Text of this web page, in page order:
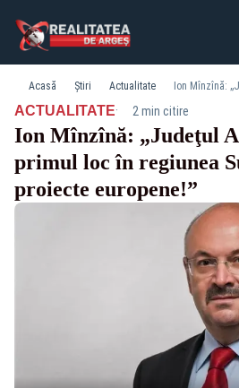
Acasă Știri Actualitate
ACTUALITATE· 2 min citire
Ion Mînzînă: „Judeţul
primul loc în regiunea
proiecte europene!”